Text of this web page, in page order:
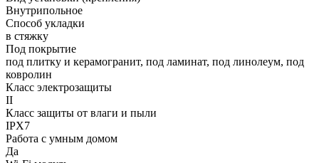
Внутрипольное
Способ укладки
в стяжку
Под покрытие
под плитку и керамогранит, под ламинат, под линолеум, под
ковролин
Класс электрозащиты
II
Класс защиты от влаги и пыли
IPX7
Работа с умным домом
Да